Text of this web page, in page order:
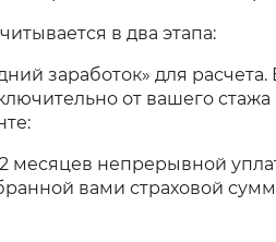
в два этапа:
заработок» для расчета.
от вашего стажа
месяцев непрерывной
вами страховой